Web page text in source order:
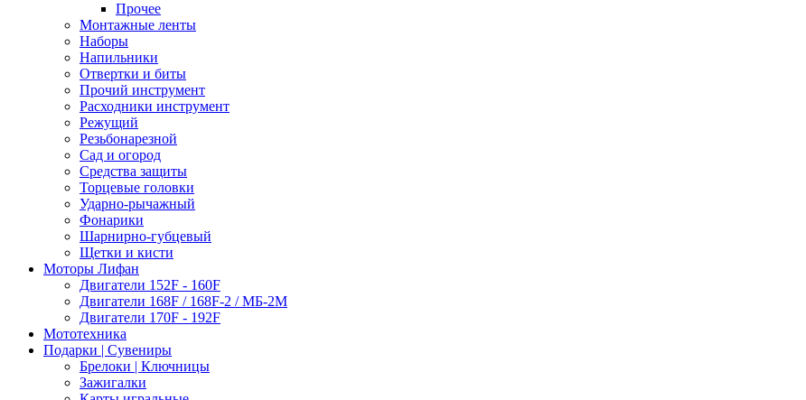
Прочее
Монтажные ленты
Наборы
Напильники
Отвертки и биты
Прочий инструмент
Расходники инструмент
Режущий
Резьбонарезной
Сад и огород
Средства защиты
Торцевые головки
Ударно-рычажный
Фонарики
Шарнирно-губцевый
Щетки и кисти
Моторы Лифан
Двигатели 152F - 160F
Двигатели 168F / 168F-2 / МБ-2М
Двигатели 170F - 192F
Мототехника
Подарки | Сувениры
Брелоки | Ключницы
Зажигалки